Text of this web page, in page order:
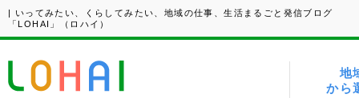
| いってみたい、くらしてみたい、地域の仕事、生活まるごと発信ブログ
「LOHAI」（ロハイ）
地
から